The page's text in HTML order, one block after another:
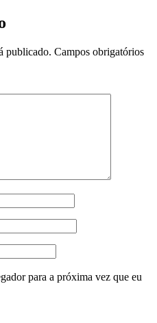
publicado. Campos obrigatórios
para a próxima vez que eu